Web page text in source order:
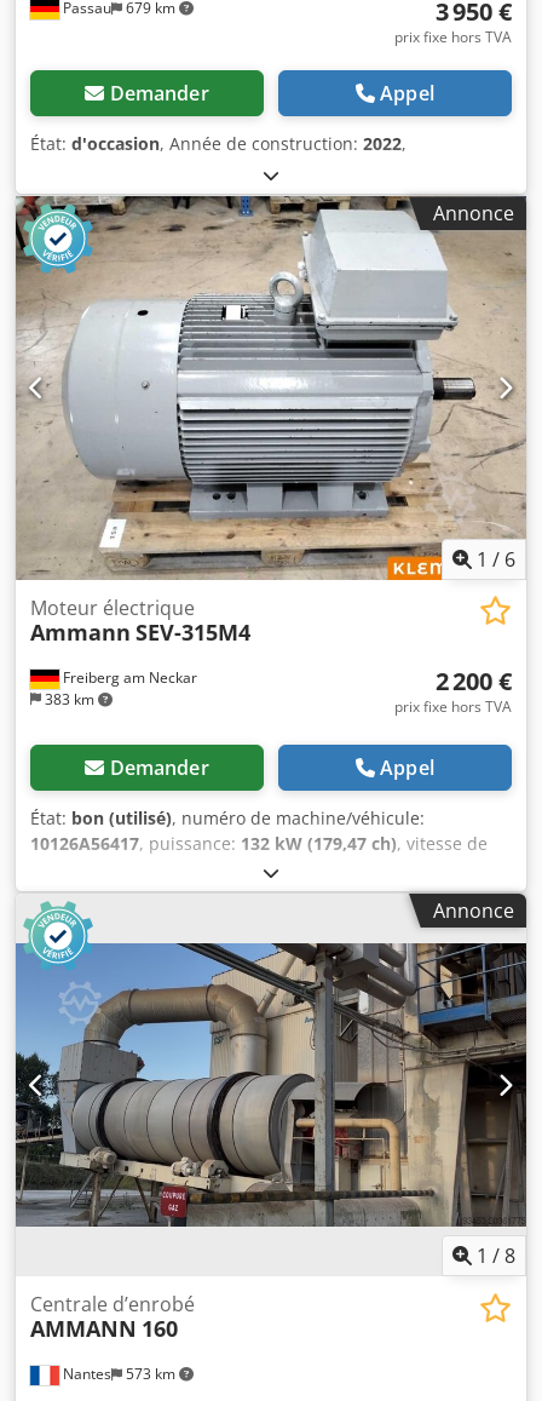
Passau 679 km 3 950 €
prix fixe hors TVA
Demander Appel
État: d'occasion, Année de construction: 2022,
Annonce
1 / 6
Freiberg am Neckar
383 km
Moteur électrique
Ammann SEV-315M4
2 200 €
prix fixe hors TVA
Demander Appel
État: bon (utilisé), numéro de machine/véhicule:
10126A56417, puissance: 132 kW (179,47 ch), vitesse de
, tension d'entrée:
courant d'entrée:228 A, poids total:1 020 kg, longueur
totale:1 200 mm
, hauteur totale:
1 100 mm, Moteur AMMANN, type SEV-315M4
Spécifications techniques : Modèle : SEV-315M4 Fabricant :
AMMANN Puissance nominale : 132 kW Tension de service
50 Hz : 400 V Vitesse de rotation nominale : 1.490 l/min
Pour plus de détails, voir photos & plaque signalétique
État : Dcedpfx Adstt Auuo Njk Marchandise d'occasion,
révisée en stock. Contenu de la livraison : 1 europalette
avec 1 moteur
Annonce
1 /8
Nantes 573 km
Centrale d’enrobé
AMMANN 160